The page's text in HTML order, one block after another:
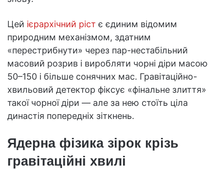
Цей ієрархічний ріст є єдиним відомим
природним механізмом, здатним
«перестрибнути» через пар-нестабільний
масовий розрив і виробляти чорні діри масою
50–150 і більше сонячних мас. Гравітаційно-
хвильовий детектор фіксує «фінальне злиття»
такої чорної діри — але за нею стоїть ціла
династія попередніх зіткнень.
Ядерна фізика зірок крізь
гравітаційні хвилі